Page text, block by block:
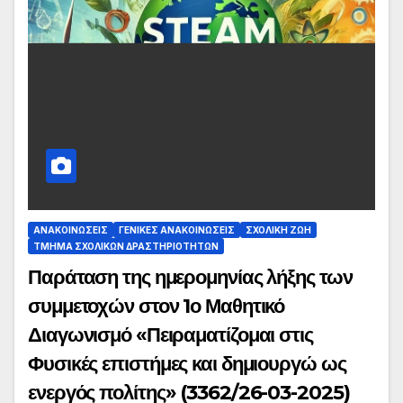
ΑΝΑΚΟΙΝΏΣΕΙΣ ΓΕΝΙΚΈΣ ΑΝΑΚΟΙΝΏΣΕΙΣ
ΣΧΟΛΙΚΉ ΖΩΉ
ΤΜΉΜΑ ΣΧΟΛΙΚΏΝ ΔΡΑΣΤΗΡΙΟΤΉΤΩΝ
Παράταση της ημερομηνίας λήξης των
συμμετοχών στον 1ο Μαθητικό
Διαγωνισμό «Πειραματίζομαι στις
Φυσικές επιστήμες και δημιουργώ ως
ενεργός πολίτης» (3362/26-03-2025)